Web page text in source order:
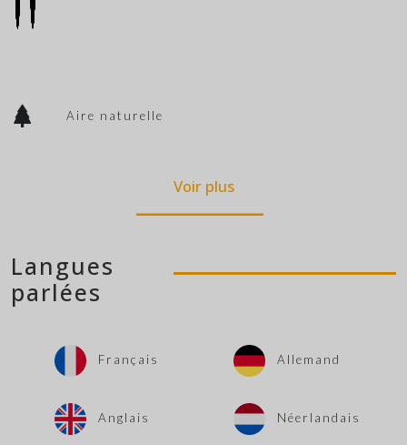
Aire naturelle
Voir plus
Langues
parlées
Français Allemand
Anglais Néerlandais